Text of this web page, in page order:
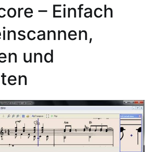
– Einfach
und